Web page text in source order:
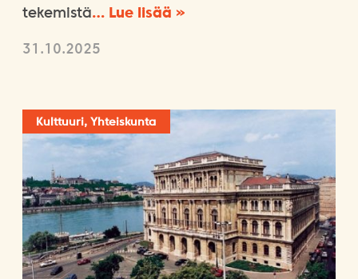
tekemistä… Lue lisää »
31.10.2025
Kulttuuri, Yhteiskunta